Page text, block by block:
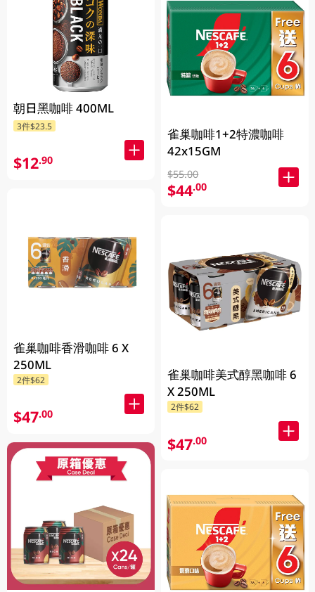
朝日黑咖啡 400ML
3件$23.5
$12.90
雀巢咖啡香滑咖啡 6 X
250ML
2件$62
$47.00
雀巢咖啡1+2特濃咖啡
42x15GM
$55.00
$44.00
雀巢咖啡美式醇黑咖啡 6
X 250ML
2件$62
$47.00